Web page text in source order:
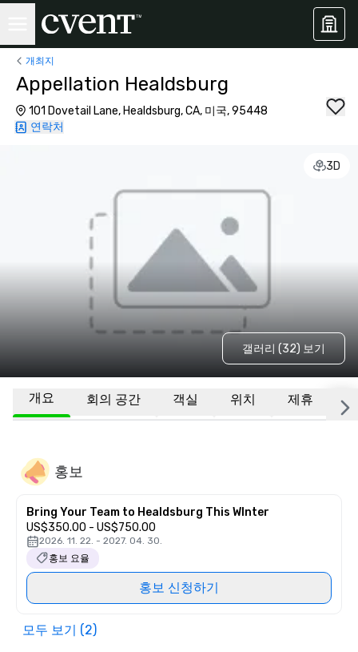
개최지
Appellation Healdsburg
101 Dovetail Lane, Healdsburg, CA, 미국, 95448
연락처
3D
갤러리 (32) 보기
개요 회의 공간 객실 위치 제휴
홍보
Bring Your Team to Healdsburg This WInter
US$350.00 - US$750.00
2026. 11. 22. - 2027. 04. 30.
홍보 요율
홍보 신청하기
모두 보기 (2)